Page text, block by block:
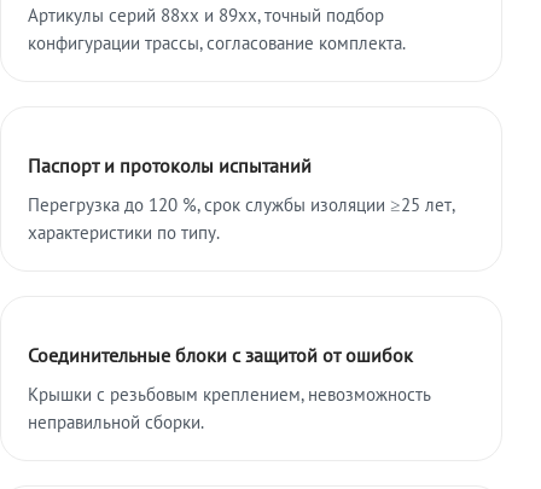
Артикулы серий 88xx и 89xx, точный подбор
конфигурации трассы, согласование комплекта.
Паспорт и протоколы испытаний
Перегрузка до 120 %, срок службы изоляции ≥25 лет,
характеристики по типу.
Соединительные блоки с защитой от ошибок
Крышки с резьбовым креплением, невозможность
неправильной сборки.